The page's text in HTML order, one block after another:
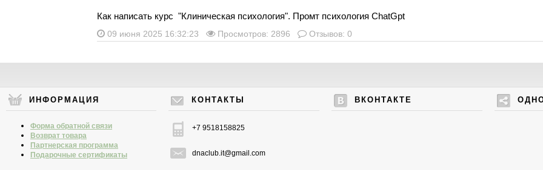
Как написать курс "Клиническая психология". Промт психология ChatGpt
09 июня 2025 16:32:23 Просмотров: 2896 Отзывов: 0
ИНФОРМАЦИЯ
Форма обратной связи
Возврат товара
Партнерская программа
Подарочные сертификаты
КОНТАКТЫ
+7 9518158825
dnaclub.it@gmail.com
ВКОНТАКТЕ